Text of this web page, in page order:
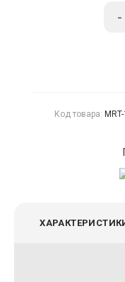
-
Код товара: